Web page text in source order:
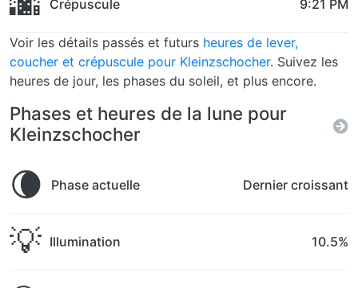
Crépuscule 9:21 PM
Voir les détails passés et futurs heures de lever,
coucher et crépuscule pour Kleinzschocher. Suivez les
heures de jour, les phases du soleil, et plus encore.
Phases et heures de la lune pour
Kleinzschocher
🌘 Phase actuelle Dernier croissant
💡 Illumination 10.5%